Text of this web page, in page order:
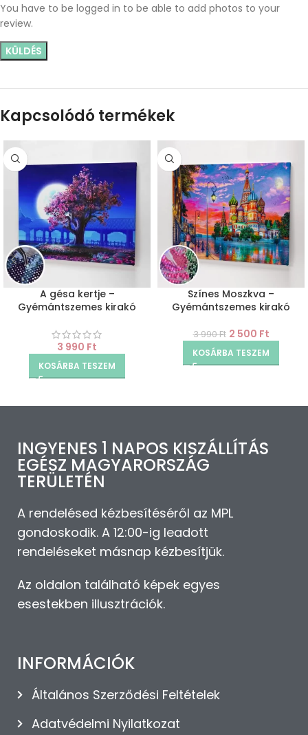
You have to be logged in to be able to add photos to your
review.
Kapcsolódó termékek
A gésa kertje –
Gyémántszemes kirakó
3 990 Ft
KOSÁRBA TESZEM
Színes Moszkva –
Gyémántszemes kirakó
3 990Ft 2 500 Ft
KOSÁRBA TESZEM
INGYENES 1 NAPOS KISZÁLLÍTÁS
EGÉSZ MAGYARORSZÁG
TERÜLETÉN
A rendelésed kézbesítéséről az MPL
gondoskodik. A 12:00-ig leadott
rendeléseket másnap kézbesítjük.
Az oldalon található képek egyes
esestekben illusztrációk.
INFORMÁCIÓK
Általános Szerződési Feltételek
Adatvédelmi Nyilatkozat